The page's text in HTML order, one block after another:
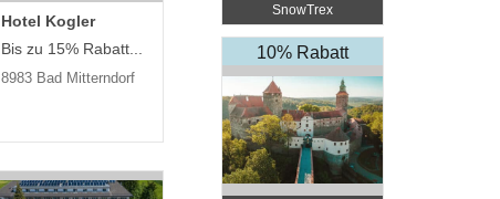
Hotel Kogler
Bis zu 15% Rabatt...
8983 Bad Mitterndorf
SnowTrex
10% Rabatt